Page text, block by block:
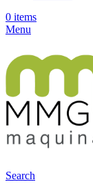
0 items
Menu
Search